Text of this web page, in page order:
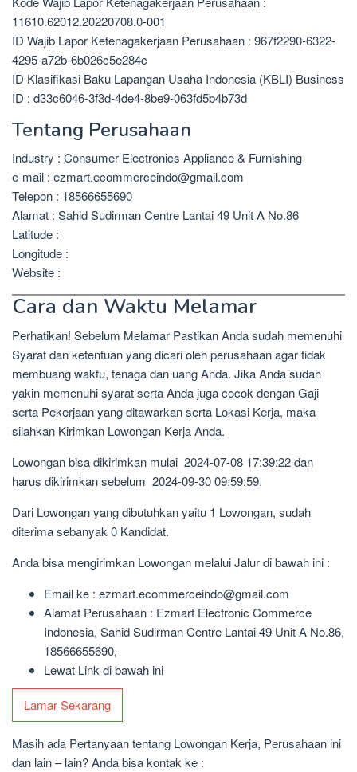
11610.62012.20220708.0-001
ID Wajib Lapor Ketenagakerjaan Perusahaan : 967f2290-6322-
4295-a72b-6b026c5e284c
ID Klasifikasi Baku Lapangan Usaha Indonesia (KBLI) Business
ID : d33c6046-3f3d-4de4-8be9-063fd5b4b73d
Tentang Perusahaan
Industry : Consumer Electronics Appliance & Furnishing
e-mail : ezmart.ecommerceindo@gmail.com
Telepon : 18566655690
Alamat : Sahid Sudirman Centre Lantai 49 Unit A No.86
Latitude :
Longitude :
Website :
Cara dan Waktu Melamar
Perhatikan! Sebelum Melamar Pastikan Anda sudah memenuhi
Syarat dan ketentuan yang dicari oleh perusahaan agar tidak
membuang waktu, tenaga dan uang Anda. Jika Anda sudah
yakin memenuhi syarat serta Anda juga cocok dengan Gaji
serta Pekerjaan yang ditawarkan serta Lokasi Kerja, maka
silahkan Kirimkan Lowongan Kerja Anda.
Lowongan bisa dikirimkan mulai 2024-07-08 17:39:22 dan
harus dikirimkan sebelum 2024-09-30 09:59:59.
Dari Lowongan yang dibutuhkan yaitu 1 Lowongan, sudah
diterima sebanyak 0 Kandidat.
Anda bisa mengirimkan Lowongan melalui Jalur di bawah ini :
Email ke : ezmart.ecommerceindo@gmail.com
Alamat Perusahaan : Ezmart Electronic Commerce
Indonesia, Sahid Sudirman Centre Lantai 49 Unit A No.86,
18566655690,
Lewat Link di bawah ini
Lamar Sekarang
Masih ada Pertanyaan tentang Lowongan Kerja, Perusahaan ini
dan lain – lain? Anda bisa kontak ke :